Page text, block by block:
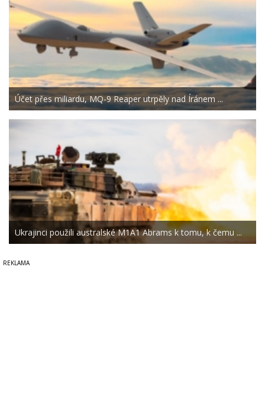
Účet přes miliardu, MQ-9 Reaper utrpěly nad Íránem ...
Ukrajinci použili australské M1A1 Abrams k tomu, k čemu ...